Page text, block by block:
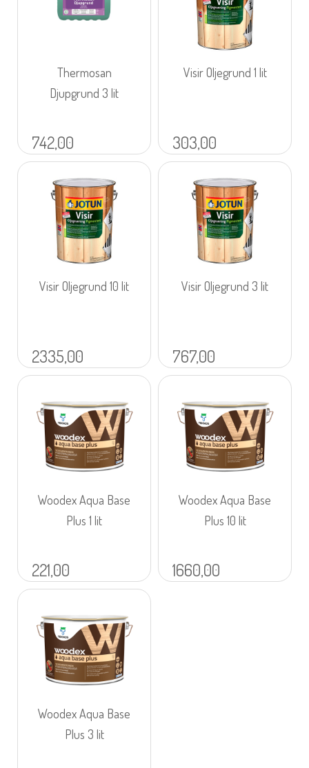
Thermosan
Djupgrund 3 lit
742,00
Visir Oljegrund 1 lit
303,00
Visir Oljegrund 10 lit
2335,00
Visir Oljegrund 3 lit
767,00
Woodex Aqua Base
Plus 1 lit
221,00
Woodex Aqua Base
Plus 10 lit
1660,00
Woodex Aqua Base
Plus 3 lit